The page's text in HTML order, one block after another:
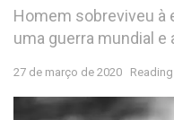
Homem sobreviveu à
uma guerra mundial e
27 de março de 2020